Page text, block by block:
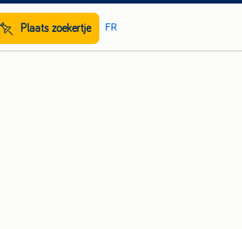
Plaats zoekertje FR